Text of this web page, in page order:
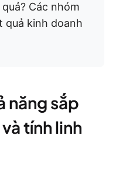
Các nhóm
quả kinh doanh
năng sắp
tính linh